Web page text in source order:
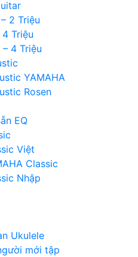
2 Triệu
Triệu
4 Triệu
YAMAHA
Rosen
EQ
Việt
Classic
Nhập
Ukulele
mới tập